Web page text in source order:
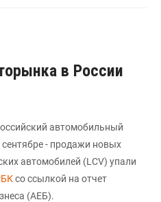
в России
автомобильный
- продажи новых
автомобилей (LCV) упали
со ссылкой на отчет
(АЕБ).